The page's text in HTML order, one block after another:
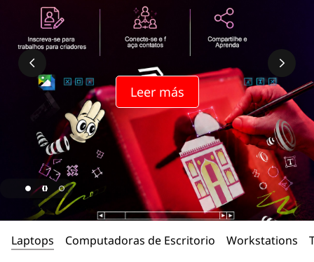
Leer más
Laptops Computadoras de Escritorio Workstations